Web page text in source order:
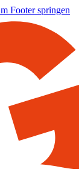
Footer springen